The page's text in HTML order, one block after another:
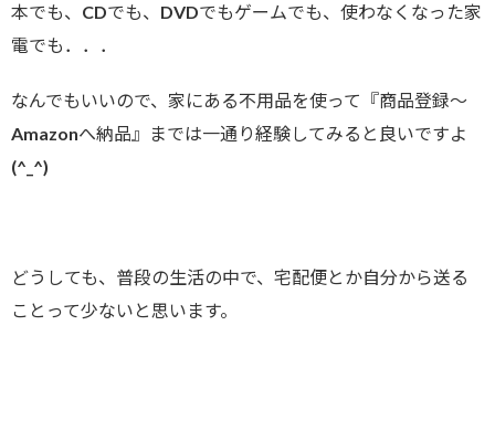
本でも、CDでも、DVDでもゲームでも、使わなくなった家
電でも．．．
なんでもいいので、家にある不用品を使って『商品登録～
Amazonへ納品』までは一通り経験してみると良いですよ
(^_^)
どうしても、普段の生活の中で、宅配便とか自分から送る
ことって少ないと思います。